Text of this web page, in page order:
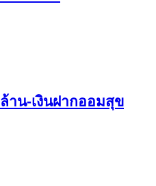
าน-เงินฝากออมสุข